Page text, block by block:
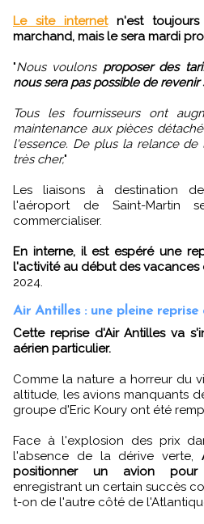
Le site internet
n'est
marchand, mais le sera mardi
"Nous voulons proposer des
nous sera pas possible de revenir
Tous les fournisseurs ont
maintenance aux pièces
l'essence. De plus la relance
très cher,"
Les liaisons à destination
l'aéroport de Saint-Martin
commercialiser.
En interne, il est espéré une
l'activité au début des vacances
2024.
Air Antilles : une pleine
Cette reprise d'Air Antilles va s'inscrire dans un contexte
aérien particulier.
Comme la nature a horreur du
altitude, les avions manquants
groupe d'Eric Koury ont été
Face à l'explosion des prix
l'absence de la dérive verte,
positionner un avion pour
enregistrant un certain succès
t-on de l'autre côté de